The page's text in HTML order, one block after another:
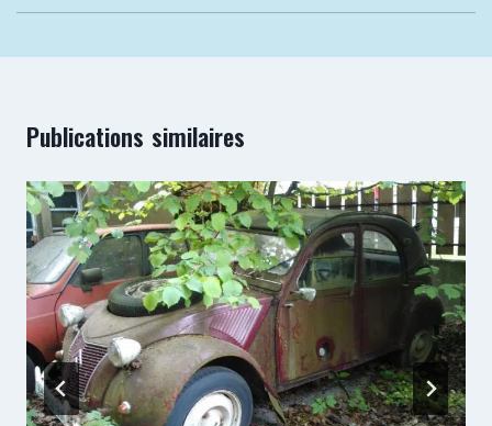
Publications similaires